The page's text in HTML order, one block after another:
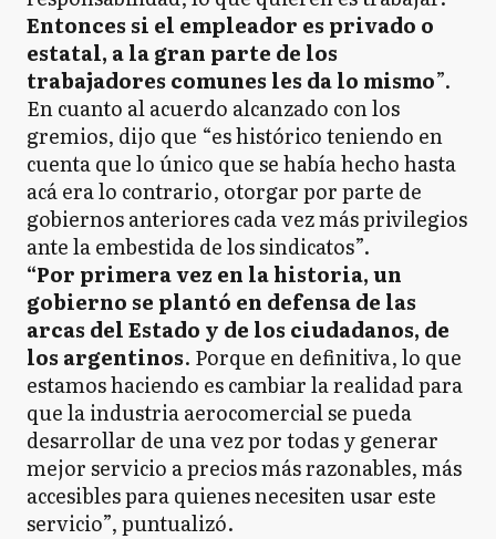
Entonces si el empleador es privado o
estatal, a la gran parte de los
trabajadores comunes les da lo mismo”.
En cuanto al acuerdo alcanzado con los
gremios, dijo que “es histórico teniendo en
cuenta que lo único que se había hecho hasta
acá era lo contrario, otorgar por parte de
gobiernos anteriores cada vez más privilegios
ante la embestida de los sindicatos”.
“Por primera vez en la historia, un
gobierno se plantó en defensa de las
arcas del Estado y de los ciudadanos, de
los argentinos. Porque en definitiva, lo que
estamos haciendo es cambiar la realidad para
que la industria aerocomercial se pueda
desarrollar de una vez por todas y generar
mejor servicio a precios más razonables, más
accesibles para quienes necesiten usar este
servicio”, puntualizó.